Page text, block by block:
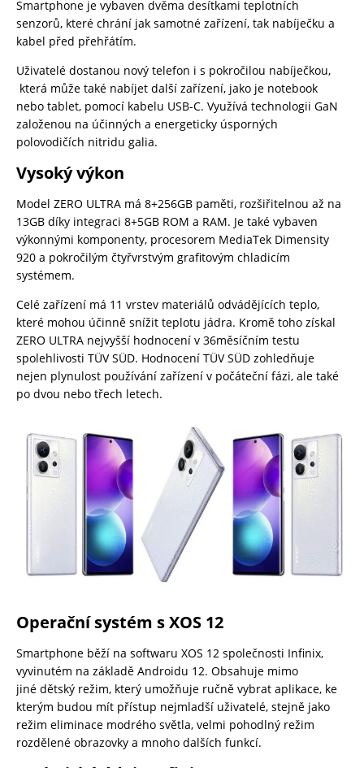
Smartphone je vybaven dvěma desítkami teplotních
senzorů, které chrání jak samotné zařízení, tak nabíječku a
kabel před přehřátím.
Uživatelé dostanou nový telefon i s pokročilou nabíječkou,
která může také nabíjet další zařízení, jako je notebook
nebo tablet, pomocí kabelu USB-C. Využívá technologii GaN
založenou na účinných a energeticky úsporných
polovodičích nitridu galia.
Vysoký výkon
Model ZERO ULTRA má 8+256GB paměti, rozšiřitelnou až na
13GB díky integraci 8+5GB ROM a RAM. Je také vybaven
výkonnými komponenty, procesorem MediaTek Dimensity
920 a pokročilým čtyřvrstvým grafitovým chladicím
systémem.
Celé zařízení má 11 vrstev materiálů odvádějících teplo,
které mohou účinně snížit teplotu jádra. Kromě toho získal
ZERO ULTRA nejvyšší hodnocení v 36měsíčním testu
spolehlivosti TÜV SÜD. Hodnocení TÜV SÜD zohledňuje
nejen plynulost používání zařízení v počáteční fázi, ale také
po dvou nebo třech letech.
Operační systém s XOS 12
Smartphone běží na softwaru XOS 12 společnosti Infinix,
vyvinutém na základě Androidu 12. Obsahuje mimo
jiné dětský režim, který umožňuje ručně vybrat aplikace, ke
kterým budou mít přístup nejmladší uživatelé, stejně jako
režim eliminace modrého světla, velmi pohodlný režim
rozdělené obrazovky a mnoho dalších funkcí.